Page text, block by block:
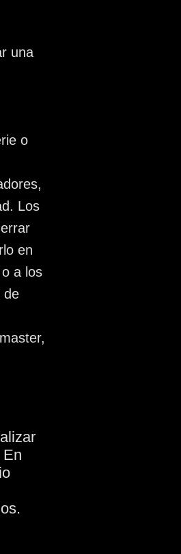
una
o
Los
en
a los
de
En